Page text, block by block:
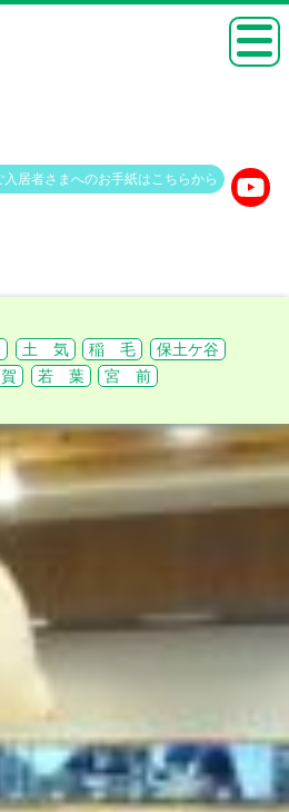
入居者さまへのお手紙はこちらから
土 気 稲 毛
保土ケ谷
若 葉
宮 前